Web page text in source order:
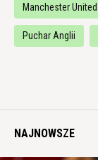
Manchester United
Puchar Anglii
NAJNOWSZE